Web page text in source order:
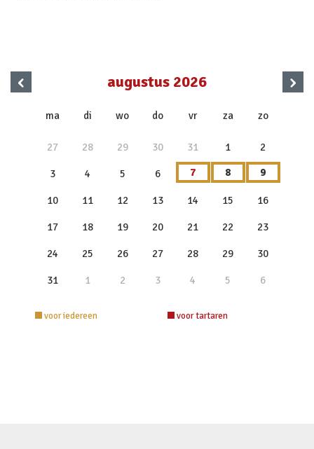
‹ augustus 2026
ma di wo do vr za zo
27 28 29 30 31 1 2
3 4 5 6 7 8 9
10 11 12 13 14 15 16
17 18 19 20 21 22 23
24 25 26 27 28 29 30
31 1 2 3 4 5 6
›
voor iedereen voor tartaren